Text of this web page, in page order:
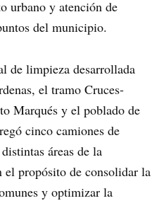
urbano y atención de
del municipio.
de limpieza desarrollada
el tramo Cruces-
Marqués y el poblado de
cinco camiones de
áreas de la
propósito de consolidar la
y optimizar la